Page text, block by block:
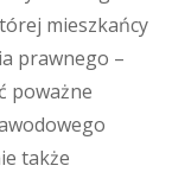
mieszkańcy
prawnego –
poważne
także